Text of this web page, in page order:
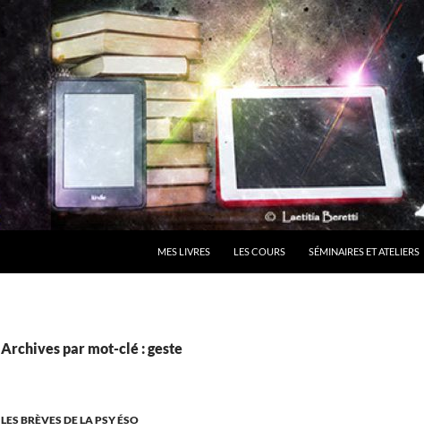
MES LIVRES LES COURS SÉMINAIRES ET ATELIERS
Archives par mot-clé : geste
LES BRÈVES DE LA PSY ÉSO